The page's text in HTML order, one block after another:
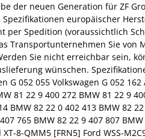
der neuen Generation für ZF
europäischer
per Spedition (voraussichtlich
Transportunternehmen Sie
Sie nicht erreichbar sein,
wünschen.
G 052 055 Volkswagen G 052
81 22 9 400 272 BMW 81 22 9
BMW 82 22 0 402 413 BMW 82
765 BMW 82 22 9 407 807
8-QMM5 [FRN5] Ford WSS-